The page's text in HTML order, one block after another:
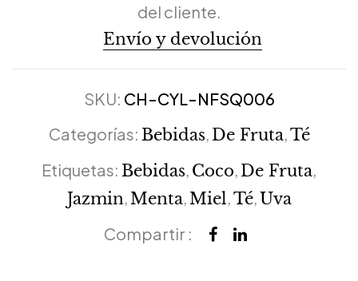
del cliente.
Envío y devolución
SKU: CH-CYL-NFSQ006
Categorías: Bebidas De Fruta Té
Etiquetas: Bebidas Coco De Fruta
Jazmin Menta Miel Té, Uva
Compartir :